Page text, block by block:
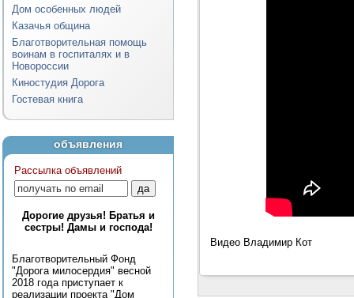
Дом особенных людей
Казачья община
Благотворительная помощь
воинам в госпиталях и в
Новороссии
Киностудия Дорога
Гостевая книга
объявления
Рассылка объявлений
Дорогие друзья! Братья и
сестры! Дамы и господа!
Благотворительный Фонд
"Дорога милосердия" весной
2018 года приступает к
реализации проекта "Дом
Видео Владимир Кот